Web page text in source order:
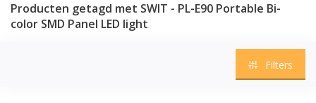
Producten getagd met SWIT - PL-E90 Portable Bi-
color SMD Panel LED light
Filters